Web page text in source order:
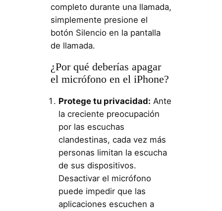
completo durante una llamada,
simplemente presione el
botón Silencio en la pantalla
de llamada.
¿Por qué deberías apagar
el micrófono en el iPhone?
Protege tu privacidad: Ante
la creciente preocupación
por las escuchas
clandestinas, cada vez más
personas limitan la escucha
de sus dispositivos.
Desactivar el micrófono
puede impedir que las
aplicaciones escuchen a